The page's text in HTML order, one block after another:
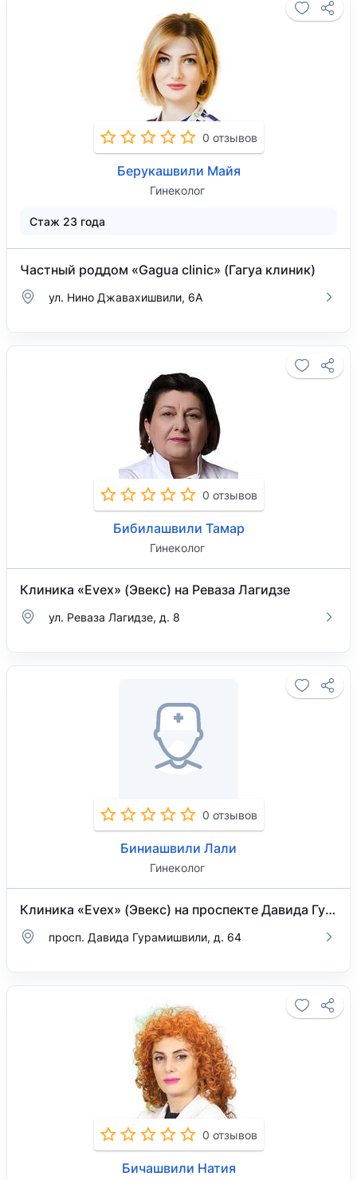
0 отзывов
Берукашвили Майя
Гинеколог
Стаж 23 года
Частный роддом «Gagua clinic» (Гагуа клиник)
ул. Нино Джавахишвили, 6А
0 отзывов
Бибилашвили Тамар
Гинеколог
Клиника «Evex» (Эвекс) на Реваза Лагидзе
ул. Реваза Лагидзе, д. 8
0 отзывов
Биниашвили Лали
Гинеколог
Клиника «Evex» (Эвекс) на проспекте Давида Гурамишвили
просп. Давида Гурамишвили, д. 64
0 отзывов
Бичашвили Натия